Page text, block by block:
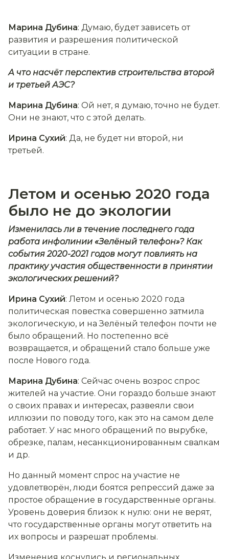
Марина Дубина: Думаю, будет зависеть от
развития и разрешения политической
ситуации в стране.
А что насчёт перспектив строительства второй
и третьей АЭС?
Марина Дубина: Ой нет, я думаю, точно не будет.
Они не знают, что с этой делать.
Ирина Сухий: Да, не будет ни второй, ни
третьей.
Летом и осенью 2020 года
было не до экологии
Изменилась ли в течение последнего года
работа инфолинии «Зелёный телефон»? Как
события 2020-2021 годов могут повлиять на
практику участия общественности в принятии
экологических решений?
Ирина Сухий: Летом и осенью 2020 года
политическая повестка совершенно затмила
экологическую, и на Зелёный телефон почти не
было обращений. Но постепенно всё
возвращается, и обращений стало больше уже
после Нового года.
Марина Дубина: Сейчас очень возрос спрос
жителей на участие. Они гораздо больше знают
о своих правах и интересах, развеяли свои
иллюзии по поводу того, как это на самом деле
работает. У нас много обращений по вырубке,
обрезке, палам, несанкционированным свалкам
и др.
Но данный момент спрос на участие не
удовлетворён, люди боятся репрессий даже за
простое обращение в государственные органы.
Уровень доверия близок к нулю: они не верят,
что государственные органы могут ответить на
их вопросы и разрешат проблемы.